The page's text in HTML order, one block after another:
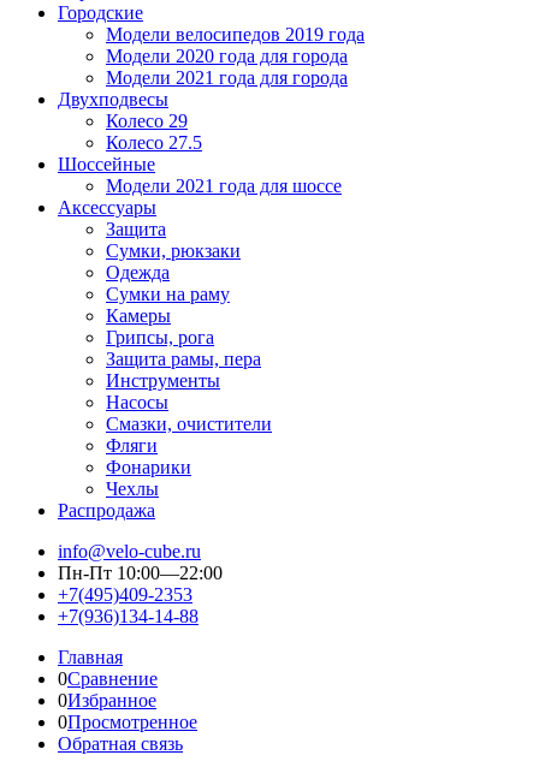
Городские
Модели велосипедов 2019 года
Модели 2020 года для города
Модели 2021 года для города
Двухподвесы
Колесо 29
Колесо 27.5
Шоссейные
Модели 2021 года для шоссе
Аксессуары
Защита
Сумки, рюкзаки
Одежда
Сумки на раму
Камеры
Грипсы, рога
Защита рамы, пера
Инструменты
Насосы
Смазки, очистители
Фляги
Фонарики
Чехлы
Распродажа
info@velo-cube.ru
Пн-Пт 10:00—22:00
+7(495)409-2353
+7(936)134-14-88
Главная
0Сравнение
0Избранное
0Просмотренное
Обратная связь